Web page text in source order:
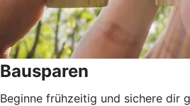
Bausparen
Beginne frühzeitig und sichere dir